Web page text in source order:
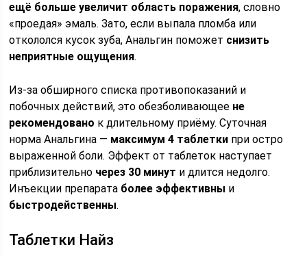
ещё больше увеличит область поражения, словно
«проедая» эмаль. Зато, если выпала пломба или
откололся кусок зуба, Анальгин поможет снизить
неприятные ощущения.
Из-за обширного списка противопоказаний и
побочных действий, это обезболивающее не
рекомендовано к длительному приёму. Суточная
норма Анальгина — максимум 4 таблетки при остро
выраженной боли. Эффект от таблеток наступает
приблизительно через 30 минут и длится недолго.
Инъекции препарата более эффективны и
быстродейственны.
Таблетки Найз